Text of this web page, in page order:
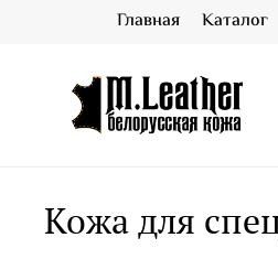
Главная Каталог
Кожа для